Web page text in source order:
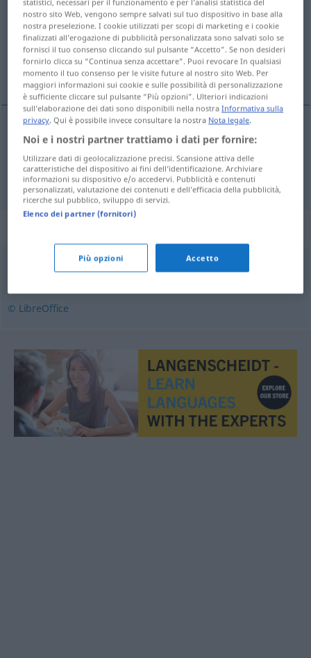
Panoramica di tutte le traduzion
(Fai clic sulla/Tocca traduzione per maggiori dettagli)
Nichtigkeit, Bagatelle
Nichtigkeitf bagatela
Bagatellef bagatela
futilidade,ninharia,insignificância
© LibreOffice
nostro sito Web, vengono sempre salvati sul tuo dispositivo in base alla
nostra preselezione. I cookie utilizzati per scopi di marketing e i cookie
finalizzati all’erogazione di pubblicità personalizzata sono salvati solo se
fornisci il tuo consenso cliccando sul pulsante “Accetto”. Se non desideri
fornirlo clicca su “Continua senza accettare”. Puoi revocare In qualsiasi
momento il tuo consenso per le visite future al nostro sito Web. Per
maggiori informazioni sui cookie e sulle possibilità di personalizzazione
è sufficiente cliccare sul pulsante “Più opzioni”. Ulteriori indicazioni
sull’elaborazione dei dati sono disponibili nella nostraInformativa sulla
privacy . Qui è possibile invece consultare la nostra Nota legale
Noi e i nostri partner trattiamo i dati per fornire:
Utilizzare dati di geolocalizzazione precisi. Scansione attiva delle
caratteristiche del dispositivo ai fini dell’identificazione. Archiviare
informazioni su dispositivo e/o accedervi. Pubblicità e contenuti
personalizzati, valutazione dei contenuti e dell’efficacia della pubblicità,
ricerche sul pubblico, sviluppo di servizi.
Elenco dei partner (fornitori)
Più opzioni Accetto